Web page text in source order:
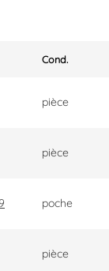
Cond.
pièce
pièce
poche
pièce